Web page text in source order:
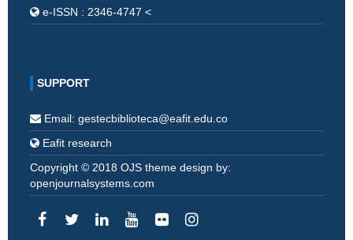
e-ISSN : 2346-4747 <
SUPPORT
Email: gestecbiblioteca@eafit.edu.co
Eafit research
Copyright © 2018 OJS theme design by:
openjournalsystems.com